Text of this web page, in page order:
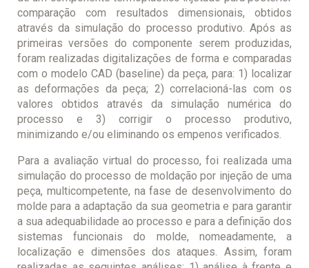
comparação com resultados dimensionais, obtidos
através da simulação do processo produtivo. Após as
primeiras versões do componente serem produzidas,
foram realizadas digitalizações de forma e comparadas
com o modelo CAD (baseline) da peça, para: 1) localizar
as deformações da peça; 2) correlacioná-las com os
valores obtidos através da simulação numérica do
processo e 3) corrigir o processo produtivo,
minimizando e/ou eliminando os empenos verificados.
Para a avaliação virtual do processo, foi realizada uma
simulação do processo de moldação por injeção de uma
peça, multicompetente, na fase de desenvolvimento do
molde para a adaptação da sua geometria e para garantir
a sua adequabilidade ao processo e para a definição dos
sistemas funcionais do molde, nomeadamente, a
localização e dimensões dos ataques. Assim, foram